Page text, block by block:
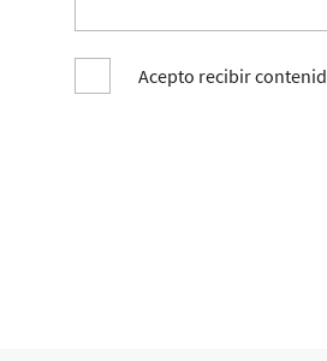
Acepto recibir